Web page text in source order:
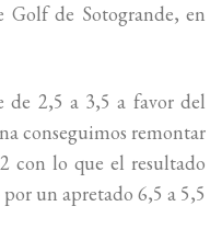
de Sotogrande, en
de 2,5 a 3,5 a favor del
conseguimos remontar
con lo que el resultado
un apretado 6,5 a 5,5